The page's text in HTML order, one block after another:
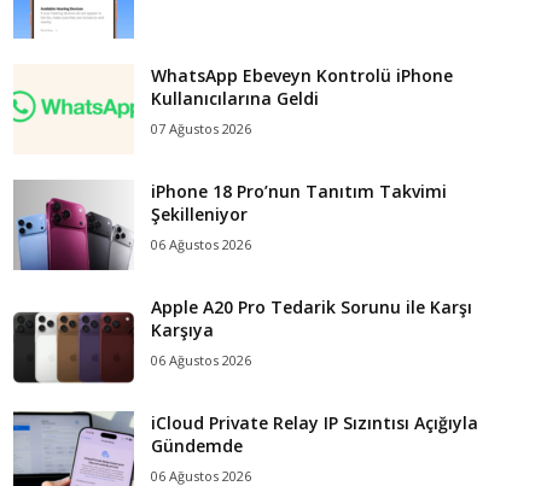
WhatsApp Ebeveyn Kontrolü iPhone
Kullanıcılarına Geldi
07 Ağustos 2026
iPhone 18 Pro’nun Tanıtım Takvimi
Şekilleniyor
06 Ağustos 2026
Apple A20 Pro Tedarik Sorunu ile Karşı
Karşıya
06 Ağustos 2026
iCloud Private Relay IP Sızıntısı Açığıyla
Gündemde
06 Ağustos 2026